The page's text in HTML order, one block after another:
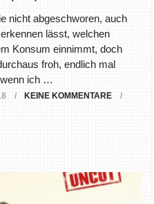
nicht abgeschworen, auch
lässt, welchen
Konsum einnimmt, doch
froh, endlich mal
ich …
KEINE KOMMENTARE